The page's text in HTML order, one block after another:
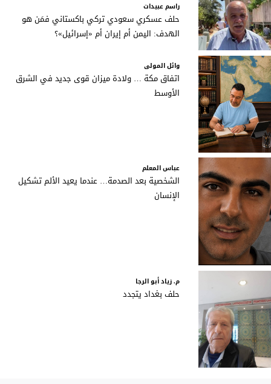
راسم عبيدات
حلف عسكري سعودي تركي باكستاني فمَن هو
الهدف: اليمن أم إيران أم «إسرائيل»؟
وائل المولى
اتفاق مكة … ولادة ميزان قوى جديد في الشرق
الأوسط
عباس المعلم
الشخصية بعد الصدمة… عندما يعيد الألم تشكيل
الإنسان
م. زياد أبو الرجا
حلف بغداد يتجدد